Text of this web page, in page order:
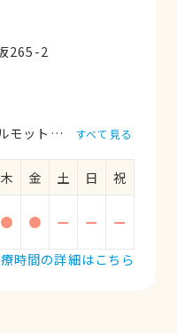
265-2
モット フェレット
すべて見る
木 金 土 日
祝
● ● ー ー
ー
時間の詳細はこちら